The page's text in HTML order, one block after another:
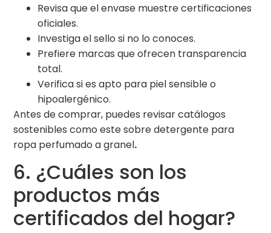
Revisa que el envase muestre certificaciones
oficiales.
Investiga el sello si no lo conoces.
Prefiere marcas que ofrecen transparencia
total.
Verifica si es apto para piel sensible o
hipoalergénico.
Antes de comprar, puedes revisar catálogos
sostenibles como este sobre detergente para
ropa perfumado a granel.
6. ¿Cuáles son los
productos más
certificados del hogar?